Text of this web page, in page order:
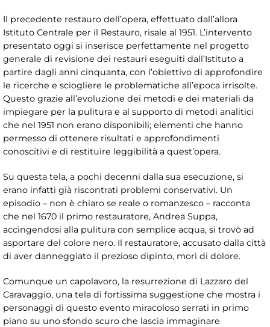
Il precedente restauro dell’opera, effettuato dall’allora
Istituto Centrale per il Restauro, risale al 1951. L’intervento
presentato oggi si inserisce perfettamente nel progetto
generale di revisione dei restauri eseguiti dall’Istituto a
partire dagli anni cinquanta, con l’obiettivo di approfondire
le ricerche e sciogliere le problematiche all’epoca irrisolte.
Questo grazie all’evoluzione dei metodi e dei materiali da
impiegare per la pulitura e al supporto di metodi analitici
che nel 1951 non erano disponibili; elementi che hanno
permesso di ottenere risultati e approfondimenti
conoscitivi e di restituire leggibilità a quest’opera.
Su questa tela, a pochi decenni dalla sua esecuzione, si
erano infatti già riscontrati problemi conservativi. Un
episodio – non è chiaro se reale o romanzesco – racconta
che nel 1670 il primo restauratore, Andrea Suppa,
accingendosi alla pulitura con semplice acqua, si trovò ad
asportare del colore nero. Il restauratore, accusato dalla città
di aver danneggiato il prezioso dipinto, morì di dolore.
Comunque un capolavoro, la resurrezione di Lazzaro del
Caravaggio, una tela di fortissima suggestione che mostra i
personaggi di questo evento miracoloso serrati in primo
piano su uno sfondo scuro che lascia immaginare